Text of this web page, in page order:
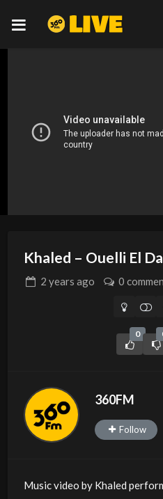
Khaled – Ouelli El
2 years ago 0
0
360FM
Follow
Music video by Khaled